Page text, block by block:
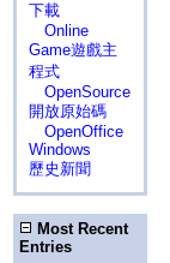
下載
Online
Game遊戲主
程式
OpenSource
開放原始碼
OpenOffice
Windows
歷史新聞
Most Recent
Entries